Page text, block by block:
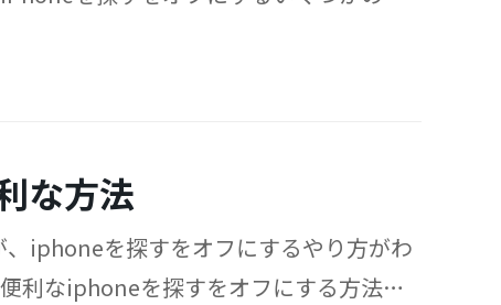
な方法
iphoneを探すをオフにするやり方がわ
利なiphoneを探すをオフにする方法を